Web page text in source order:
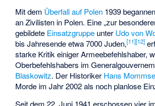
Mit dem Überfall auf Polen 1939
an Zivilisten in Polen. Eine „zur
gebildete Einsatzgruppe unter Udo von
bis Jahresende etwa 7000 Juden,[11][12]
starke Kritik einiger Armeebefehlshaber,
Oberbefehlshabers im
Blaskowitz. Der Historiker Hans
Morde im Jahr 2002 als noch planlose
Seit dem 22. Juni 1941 erschossen vier